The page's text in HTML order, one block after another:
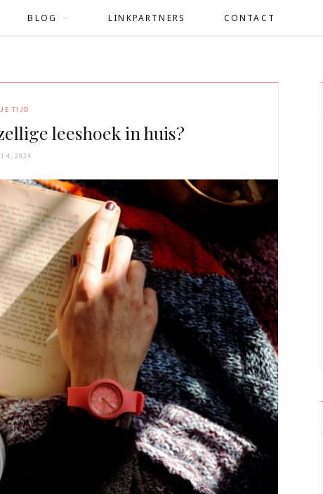
BLOG LINKPARTNERS CONTACT
TIJD
leeshoek in huis?
4, 2024